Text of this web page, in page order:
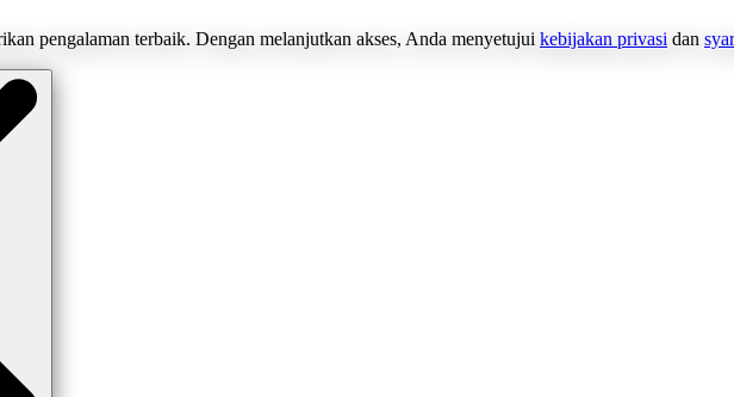
pengalaman terbaik. Dengan melanjutkan akses, Anda menyetujui kebijakan privasi dan